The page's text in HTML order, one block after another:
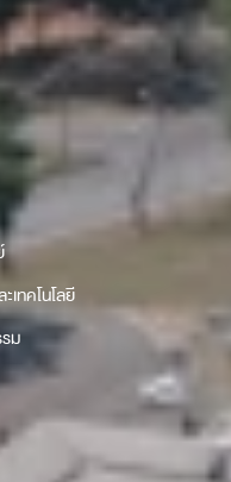
เทคโนโลยี
ม